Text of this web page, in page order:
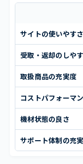
サイトの使いやすさ
受取・返却のしや
取扱商品の充実度
コストパフォーマ
機材状態の良さ
サポート体制の充